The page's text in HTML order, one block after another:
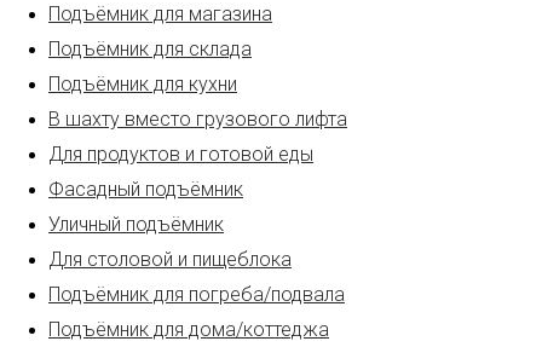
Подъёмник для магазина
Подъёмник для склада
Подъёмник для кухни
В шахту вместо грузового лифта
Для продуктов и готовой еды
Фасадный подъёмник
Уличный подъёмник
Для столовой и пищеблока
Подъёмник для погреба/подвала
Подъёмник для дома/коттеджа